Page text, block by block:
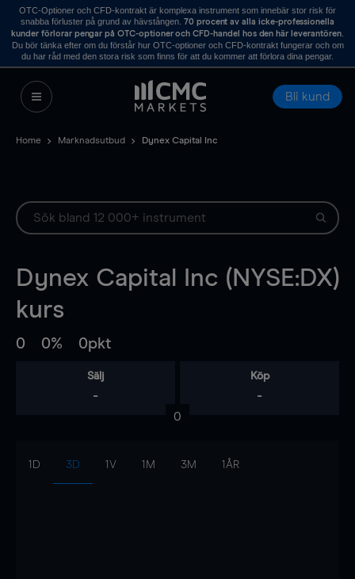
OTC-Optioner och CFD-kontrakt är komplexa instrument som innebär stor risk för
snabba förluster på grund av hävstången. 70 procent av alla icke-professionella
kunder förlorar pengar på OTC-optioner och CFD-handel hos den här leverantören.
Du bör tänka efter om du förstår hur OTC-optioner och CFD-kontrakt fungerar och om
du har råd med den stora risk som finns för att du kommer att förlora dina pengar.
Bli kund
Home Marknadsutbud Dynex Capital Inc
Dynex Capital Inc (NYSE:DX)
kurs
0 0% 0pkt
Sälj
-
Köp
-
0
1D 3D 1V 1M 3M 1ÅR